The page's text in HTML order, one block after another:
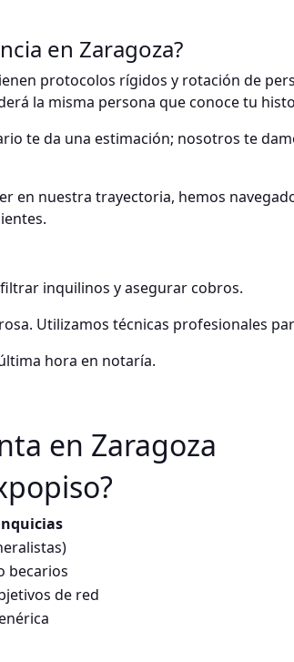
en Zaragoza?
protocolos rígidos y rotación de
la misma persona que conoce tu
te da una estimación; nosotros te
en nuestra trayectoria, hemos
inquilinos y asegurar cobros.
Utilizamos técnicas profesionales
hora en notaría.
en Zaragoza
becarios
de red